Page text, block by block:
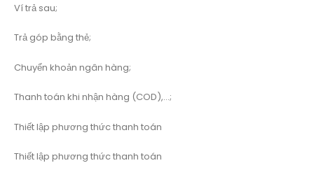
Ví trả sau;
Trả góp bằng thẻ;
Chuyển khoản ngân hàng;
Thanh toán khi nhận hàng (COD),…;
Thiết lập phương thức thanh toán
Thiết lập phương thức thanh toán